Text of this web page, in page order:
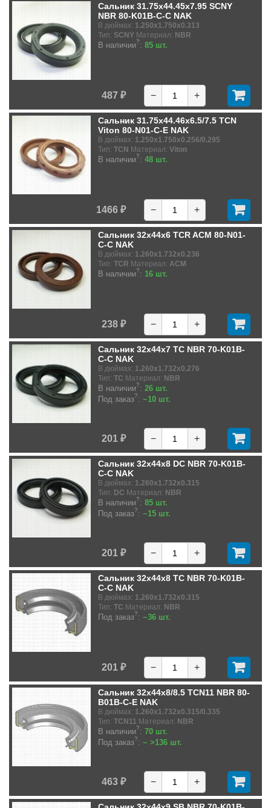
Сальник 31.75x44.45x7.95 SCNY
NBR 80-K01B-C-C NAK
В дюймах: 1.250x1.750x0.313
Тип: SCNY Материал: NBR
В наличии?: 85 шт.
487 ₽ − +
Сальник 31.75x44.46x6.5/7.5 TCN
Viton 80-N01-C-E NAK
В дюймах: 1.250x1.750x0.256/0.295
Тип: TCN Материал: Viton
В наличии?: 48 шт.
1466 ₽ − +
Сальник 32x44x6 TCR ACM 80-N01-
C-C NAK
В дюймах: 1.260x1.732x0.236
Тип: TCR Материал: ACM
В наличии?: 16 шт.
238 ₽ − +
Сальник 32x44x7 TC NBR 70-K01B-
C-C NAK
В дюймах: 1.260x1.732x0.276
Тип: TC Материал: NBR
В наличии?: 26 шт.
Под заказ?: ~10 шт.
201 ₽ − +
Сальник 32x44x8 DC NBR 70-K01B-
C-C NAK
В дюймах: 1.260x1.732x0.315
Тип: DC Материал: NBR
В наличии?: 85 шт.
Под заказ?: ~15 шт.
201 ₽ − +
Сальник 32x44x8 TC NBR 70-K01B-
C-C NAK
В дюймах: 1.260x1.732x0.315
Тип: TC Материал: NBR
Под заказ?: ~36 шт.
201 ₽ − +
Сальник 32x44x8/8.5 TCN11 NBR 80-
B01B-C-E NAK
В дюймах: 1.260x1.732x0.315/0.335
Тип: TCN11 Материал: NBR
В наличии?: 70 шт.
Под заказ?: ~ >136 шт.
463 ₽ − +